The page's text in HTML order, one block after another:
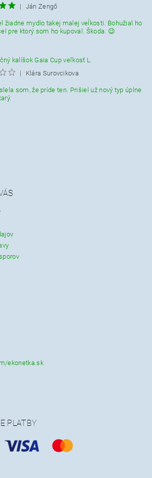
|
Ján Zengő
žiadne mydlo takej malej veĺkosti. Bohužial ho
pre ktorý som ho kupoval. Škoda. 😉
kalíšok Gaia Cup veľkosť L
|
Klára Surovcikova
som, že príde ten. Prišiel už nový typ úplne
ekonetka.sk
PLATBY